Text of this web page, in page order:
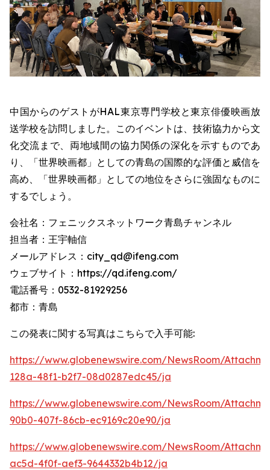
中国からのゲストがHAL東京専門学校と東京俳優映画放
送学校を訪問しました。このイベントは、技術協力から文
化交流まで、両地域間の協力関係の深化を示すものであ
り、「世界映画都」としての青島の国際的な評価と威信を
高め、「世界映画都」としての地位をさらに強固なものに
するでしょう。
会社名：フェニックスネットワーク青島チャンネル
担当者：王宇軸信
メールアドレス：city_qd@ifeng.com
ウェブサイト：https://qd.ifeng.com/
電話番号：0532-81929256
都市：青島
この発表に関する写真はこちらで入手可能:
https://www.globenewswire.com/NewsRoom/
128a-48f1-b2f7-08d0287edc45/ja
https://www.globenewswire.com/NewsRoom/
90b0-407f-86cb-ec9169c20e90/ja
https://www.globenewswire.com/NewsRoom/
ac5d-4f0f-aef3-9644332b4b12/ja